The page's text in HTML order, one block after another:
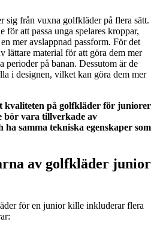
från vuxna golfkläder på flera sätt.
för att passa unga spelares kroppar,
mer avslappnad passform. För det
lättare material för att göra dem mer
perioder på banan. Dessutom är de
i designen, vilket kan göra dem mer
kvaliteten på golfkläder för juniorer
bör vara tillverkade av
samma tekniska egenskaper som
av golfkläder junior
för en junior kille inkluderar flera